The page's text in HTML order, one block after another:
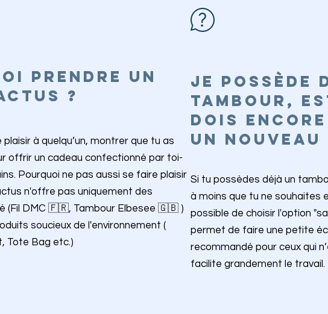
PRENDRE UN
?
à quelqu’un, montrer que tu as
offrir un cadeau confectionné par toi-
Pourquoi ne pas aussi se faire plaisir
n'offre pas uniquement des
(Fil DMC 🇫🇷, Tambour Elbesee 🇬🇧 )
soucieux de l'environnement (
Tote Bag etc.)
JE POSSÈDE
TAMBOUR,
DOIS
UN NOUVEAU
Si tu possèdes déjà un
à moins que tu ne souhaites
possible de choisir l'option
permet de faire une petite
recommandé pour ceux qui
facilite grandement le travail.